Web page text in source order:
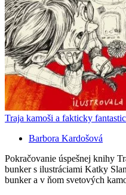
Traja kamoši a fakticky
Barbora Kardošová
Pokračovanie úspešnej knihy
bunker s ilustráciami Katky
bunker a v ňom svetových